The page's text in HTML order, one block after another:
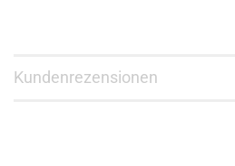
Kundenrezensionen